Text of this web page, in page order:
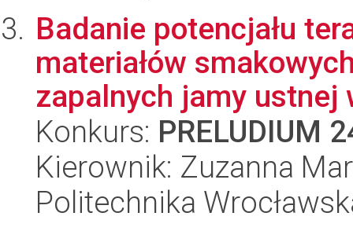
Badanie potencjału
materiałów
zapalnych jamy ustnej
Konkurs: PRELUDIUM
Kierownik: Zuzanna
Politechnika